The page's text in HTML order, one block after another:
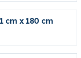
cm x 180 cm